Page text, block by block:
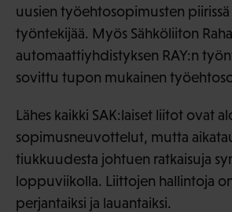
uusien työehtosopimusten
työntekijää. Myös Sähköliiton
automaattiyhdistyksen RAY:n
sovittu tupon mukainen
Lähes kaikki SAK:laiset liitot ovat
sopimusneuvottelut, mutta
tiukkuudesta johtuen ratkaisuja
loppuviikolla. Liittojen hallintoja
perjantaiksi ja lauantaiksi.